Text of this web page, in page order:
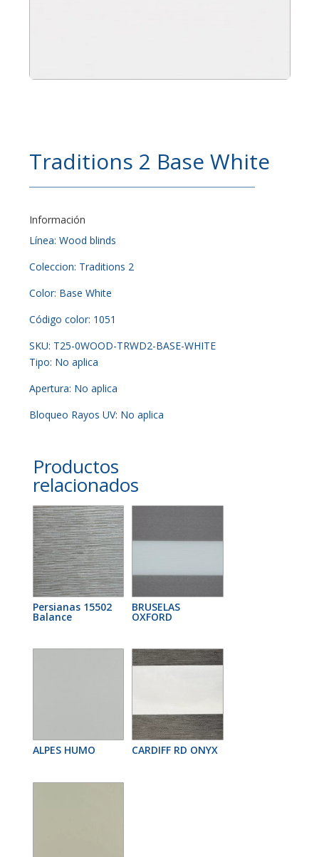
Traditions 2 Base White
Información
Línea: Wood blinds
Coleccion: Traditions 2
Color: Base White
Código color: 1051
SKU: T25-0WOOD-TRWD2-BASE-WHITE
Tipo: No aplica
Apertura: No aplica
Bloqueo Rayos UV: No aplica
Productos
relacionados
Persianas 15502
Balance
BRUSELAS
OXFORD
ALPES HUMO CARDIFF RD ONYX